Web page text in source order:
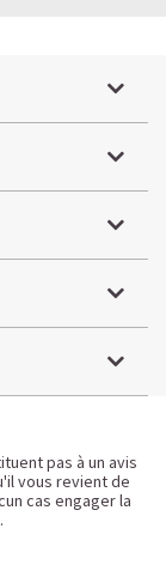
pas à un avis
vous revient de
cas engager la